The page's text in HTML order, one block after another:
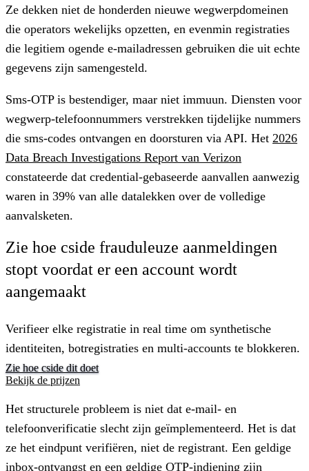
Ze dekken niet de honderden nieuwe wegwerpdomeinen
die operators wekelijks opzetten, en evenmin registraties
die legitiem ogende e-mailadressen gebruiken die uit echte
gegevens zijn samengesteld.
Sms-OTP is bestendiger, maar niet immuun. Diensten voor
wegwerp-telefoonnummers verstrekken tijdelijke nummers
die sms-codes ontvangen en doorsturen via API. Het 2026
Data Breach Investigations Report van Verizon
constateerde dat credential-gebaseerde aanvallen aanwezig
waren in 39% van alle datalekken over de volledige
aanvalsketen.
Zie hoe cside frauduleuze aanmeldingen
stopt voordat er een account wordt
aangemaakt
Verifieer elke registratie in real time om synthetische
identiteiten, botregistraties en multi-accounts te blokkeren.
Zie hoe cside dit doet
Bekijk de prijzen
Het structurele probleem is niet dat e-mail- en
telefoonverificatie slecht zijn geïmplementeerd. Het is dat
ze het eindpunt verifiëren, niet de registrant. Een geldige
inbox-ontvangst en een geldige OTP-indiening zijn